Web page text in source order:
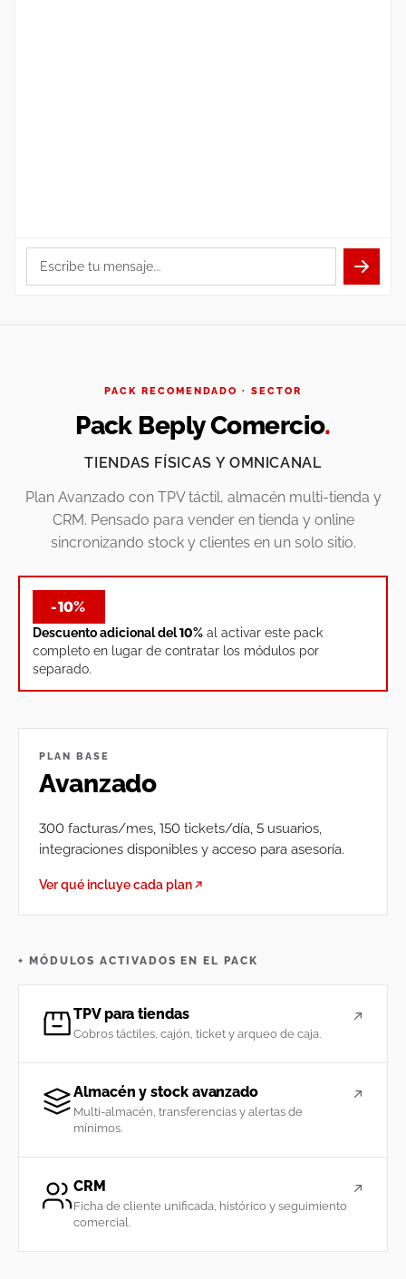
Escribe tu mensaje...
PACK RECOMENDADO · SECTOR
Pack Beply Comercio.
TIENDAS FÍSICAS Y OMNICANAL
Plan Avanzado con TPV táctil, almacén multi-tienda y
CRM. Pensado para vender en tienda y online
sincronizando stock y clientes en un solo sitio.
-10%
Descuento adicional del 10%al activar este pack
completo en lugar de contratar los módulos por
separado.
PLAN BASE
Avanzado
300 facturas/mes, 150 tickets/día, 5 usuarios,
integraciones disponibles y acceso para asesoría.
Ver qué incluye cada plan
+ MÓDULOS ACTIVADOS EN EL PACK
TPV para tiendas
Cobros táctiles, cajón, ticket y arqueo de caja.
Almacén y stock avanzado
Multi-almacén, transferencias y alertas de
mínimos.
CRM
Ficha de cliente unificada, histórico y seguimiento
comercial.